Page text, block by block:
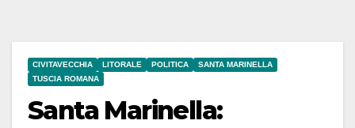
CIVITAVECCHIA LITORALE POLITICA
SANTA MARINELLA
TUSCIA ROMANA
Santa Marinella: